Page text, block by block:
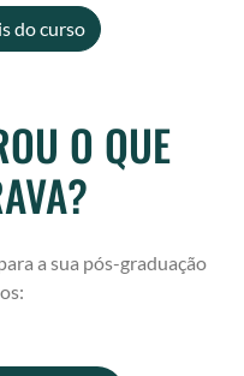
do curso
O QUE
a sua pós-graduação